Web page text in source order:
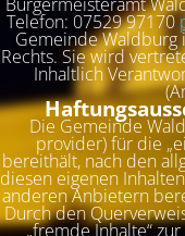
Telefon: 07529 97170
Gemeinde Waldburg
Rechts. Sie wird
Inhaltlich
Die Gemeinde
provider) für die
bereithält, nach den
diesen eigenen Inhalten
anderen Anbietern
Durch den
„fremde Inhalte“